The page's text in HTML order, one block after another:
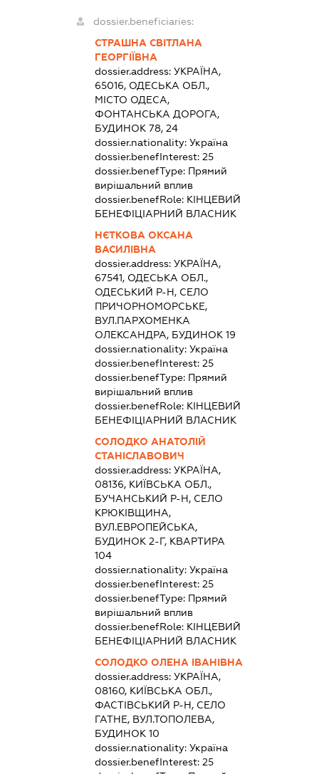
dossier.beneficiaries:
СТРАШНА СВІТЛАНА
ГЕОРГІЇВНА
dossier.address:УКРАЇНА,
65016, ОДЕСЬКА ОБЛ.,
МІСТО ОДЕСА,
ФОНТАНСЬКА ДОРОГА,
БУДИНОК 78, 24
dossier.nationality:Україна
dossier.benefInterest:25
dossier.benefType: Прямий
вирішальний вплив
dossier.benefRole: КІНЦЕВИЙ
БЕНЕФІЦІАРНИЙ ВЛАСНИК
НЄТКОВА ОКСАНА
ВАСИЛІВНА
dossier.address:УКРАЇНА,
67541, ОДЕСЬКА ОБЛ.,
ОДЕСЬКИЙ Р-Н, СЕЛО
ПРИЧОРНОМОРСЬКЕ,
ВУЛ.ПАРХОМЕНКА
ОЛЕКСАНДРА, БУДИНОК 19
dossier.nationality:Україна
dossier.benefInterest:25
dossier.benefType: Прямий
вирішальний вплив
dossier.benefRole: КІНЦЕВИЙ
БЕНЕФІЦІАРНИЙ ВЛАСНИК
СОЛОДКО АНАТОЛІЙ
СТАНІСЛАВОВИЧ
dossier.address:УКРАЇНА,
08136, КИЇВСЬКА ОБЛ.,
БУЧАНСЬКИЙ Р-Н, СЕЛО
КРЮКІВЩИНА,
ВУЛ.ЕВРОПЕЙСЬКА,
БУДИНОК 2-Г, КВАРТИРА
104
dossier.nationality:Україна
dossier.benefInterest:25
dossier.benefType: Прямий
вирішальний вплив
dossier.benefRole: КІНЦЕВИЙ
БЕНЕФІЦІАРНИЙ ВЛАСНИК
СОЛОДКО ОЛЕНА ІВАНІВНА
dossier.address:УКРАЇНА,
08160, КИЇВСЬКА ОБЛ.,
ФАСТІВСЬКИЙ Р-Н, СЕЛО
ГАТНЕ, ВУЛ.ТОПОЛЕВА,
БУДИНОК 10
dossier.nationality:Україна
dossier.benefInterest:25